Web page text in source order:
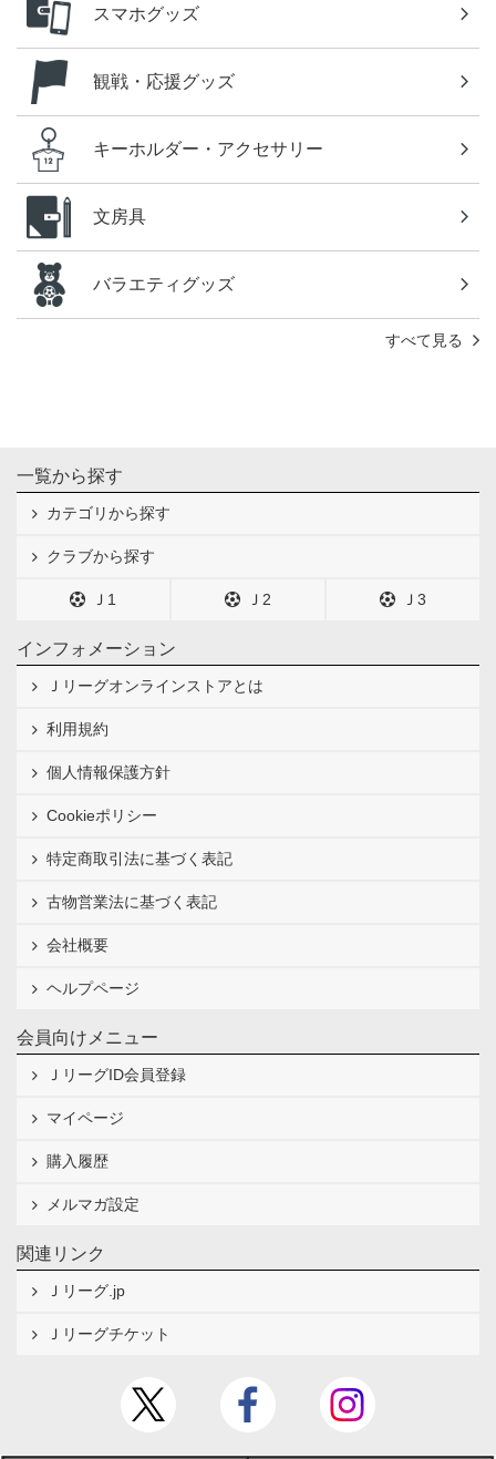
スマホグッズ
観戦・応援グッズ
キーホルダー・アクセサリー
文房具
バラエティグッズ
すべて見る
一覧から探す
カテゴリから探す
クラブから探す
Ｊ1 Ｊ2 Ｊ3
インフォメーション
Ｊリーグオンラインストアとは
利用規約
個人情報保護方針
Cookieポリシー
特定商取引法に基づく表記
古物営業法に基づく表記
会社概要
ヘルプページ
会員向けメニュー
ＪリーグID会員登録
マイページ
購入履歴
メルマガ設定
関連リンク
Ｊリーグ.jp
Ｊリーグチケット